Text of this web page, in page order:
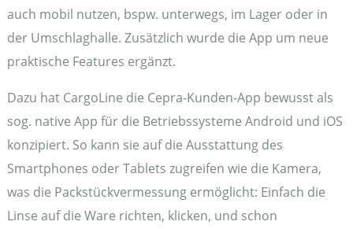
auch mobil nutzen, bspw. unterwegs, im Lager oder in
der Umschlaghalle. Zusätzlich wurde die App um neue
praktische Features ergänzt.
Dazu hat CargoLine die Cepra-Kunden-App bewusst als
sog. native App für die Betriebssysteme Android und iOS
konzipiert. So kann sie auf die Ausstattung des
Smartphones oder Tablets zugreifen wie die Kamera,
was die Packstückvermessung ermöglicht: Einfach die
Linse auf die Ware richten, klicken, und schon